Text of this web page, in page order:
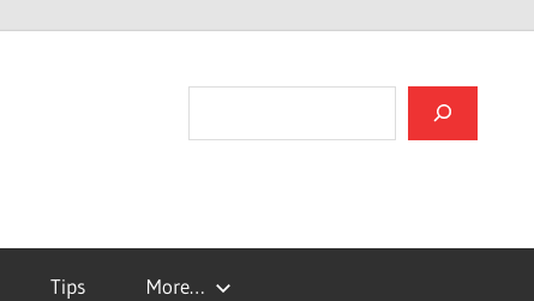
Tips More…